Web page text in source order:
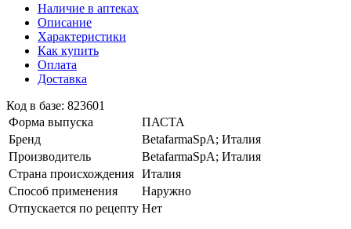
Наличие в аптеках
Описание
Характеристики
Как купить
Оплата
Доставка
Код в базе: 823601
Форма выпуска
ПАСТА
Бренд
BetafarmaSpA; Италия
Производитель
BetafarmaSpA; Италия
Страна происхождения Италия
Способ применения
Наружно
Отпускается по рецепту Нет